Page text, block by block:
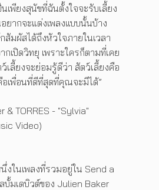
เพียงสุนัขที่ฉันตั้งใจจะรับเลี้ยง
ยากจะแต่งเพลงแบบนั้นบ้าง
สัมผัสได้ถึงหัวใจภายในเวลา
เปิดวิทยุ เพราะใครก็ตามที่เคย
เลี้ยงจะย่อมรู้ดีว่า สัตว์เลี้ยงคือ
อเพื่อนที่ดีที่สุดที่คุณจะมีได้”
& TORRES - "Sylvia"
Video)
งในเพลงที่รวมอยู่ใน Send a
บั้มเดบิวต์ของ Julien Baker